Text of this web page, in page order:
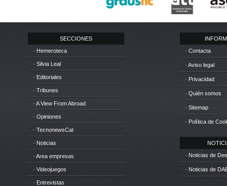
SECCIONES
· Hemeroteca
· Silvia Leal
· Editoriales
· Tribunes
· A View From Abroad
· Opiniones
· TecnonewsCat
· Noticias
· Area empresas
· Videojuegos
· Entrevistas
· Contacta
· Aviso legal
· Privacidad
· Quién somos
· Sitemap
· Política de
· Noticias de
· Noticias de